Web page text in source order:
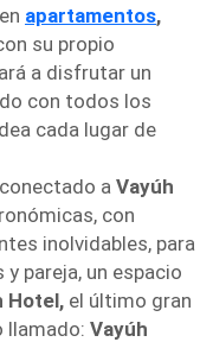
apartamentos,
su propio
a disfrutar un
con todos los
cada lugar de
a Vayúh
con
inolvidables, para
pareja, un espacio
Hotel, el último gran
llamado: Vayúh